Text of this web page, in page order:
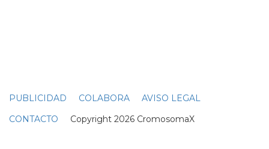
PUBLICIDAD COLABORA
AVISO LEGAL
CONTACTO Copyright 2026 CromosomaX